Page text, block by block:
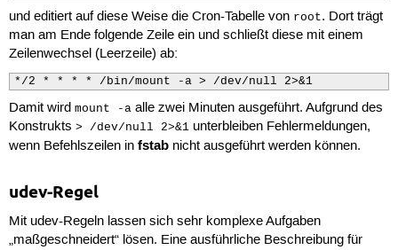
und editiert auf diese Weise die Cron-Tabelle von root. Dort trägt
man am Ende folgende Zeile ein und schließt diese mit einem
Zeilenwechsel (Leerzeile) ab:
*/2 * * * * /bin/mount -a > /dev/null 2>&1
Damit wird mount -aalle zwei Minuten ausgeführt. Aufgrund des
Konstrukts > /dev/null 2>&1unterbleiben Fehlermeldungen,
wenn Befehlszeilen in fstabnicht ausgeführt werden können.
udev-Regel
Mit udev-Regeln lassen sich sehr komplexe Aufgaben
„maßgeschneidert“ lösen. Eine ausführliche Beschreibung für